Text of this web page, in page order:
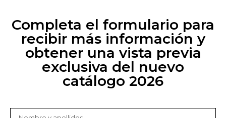
Completa el formulario para
recibir más información y
obtener una vista previa
exclusiva del nuevo
catálogo 2026